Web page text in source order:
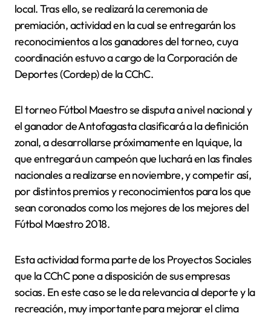
local. Tras ello, se realizará la ceremonia de
premiación, actividad en la cual se entregarán los
reconocimientos a los ganadores del torneo, cuya
coordinación estuvo a cargo de la Corporación de
Deportes (Cordep) de la CChC.
El torneo Fútbol Maestro se disputa a nivel nacional y
el ganador de Antofagasta clasificará a la definición
zonal, a desarrollarse próximamente en Iquique, la
que entregará un campeón que luchará en las finales
nacionales a realizarse en noviembre, y competir así,
por distintos premios y reconocimientos para los que
sean coronados como los mejores de los mejores del
Fútbol Maestro 2018.
Esta actividad forma parte de los Proyectos Sociales
que la CChC pone a disposición de sus empresas
socias. En este caso se le da relevancia al deporte y la
recreación, muy importante para mejorar el clima